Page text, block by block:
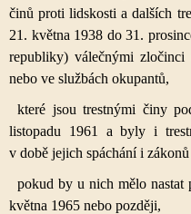
činů proti lidskosti a dalších
21. května 1938 do 31.
republiky) válečnými zločinci
nebo ve službách okupantů,
které jsou trestnými činy
listopadu 1961 a byly i
v době jejich spáchání i
pokud by u nich mělo nastat
května 1965 nebo později,